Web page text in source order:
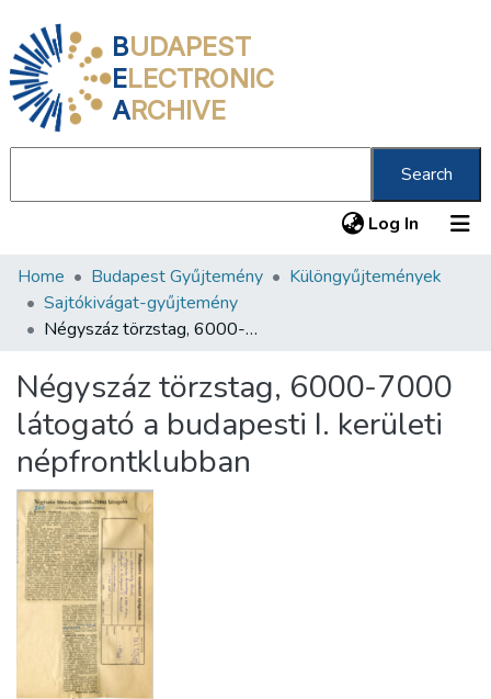
BUDAPEST
ELECTRONIC
ARCHIVE
Search
Log In (current)
Communities & Collections
All of DSpace
About us
Home Budapest Gyűjtemény
Különgyűjtemények
Sajtókivágat-gyűjtemény
Négyszáz törzstag, 6000-7000 látogató a budapesti I. kerületi népfrontklubban
Négyszáz törzstag, 6000-7000
látogató a budapesti I. kerületi
népfrontklubban